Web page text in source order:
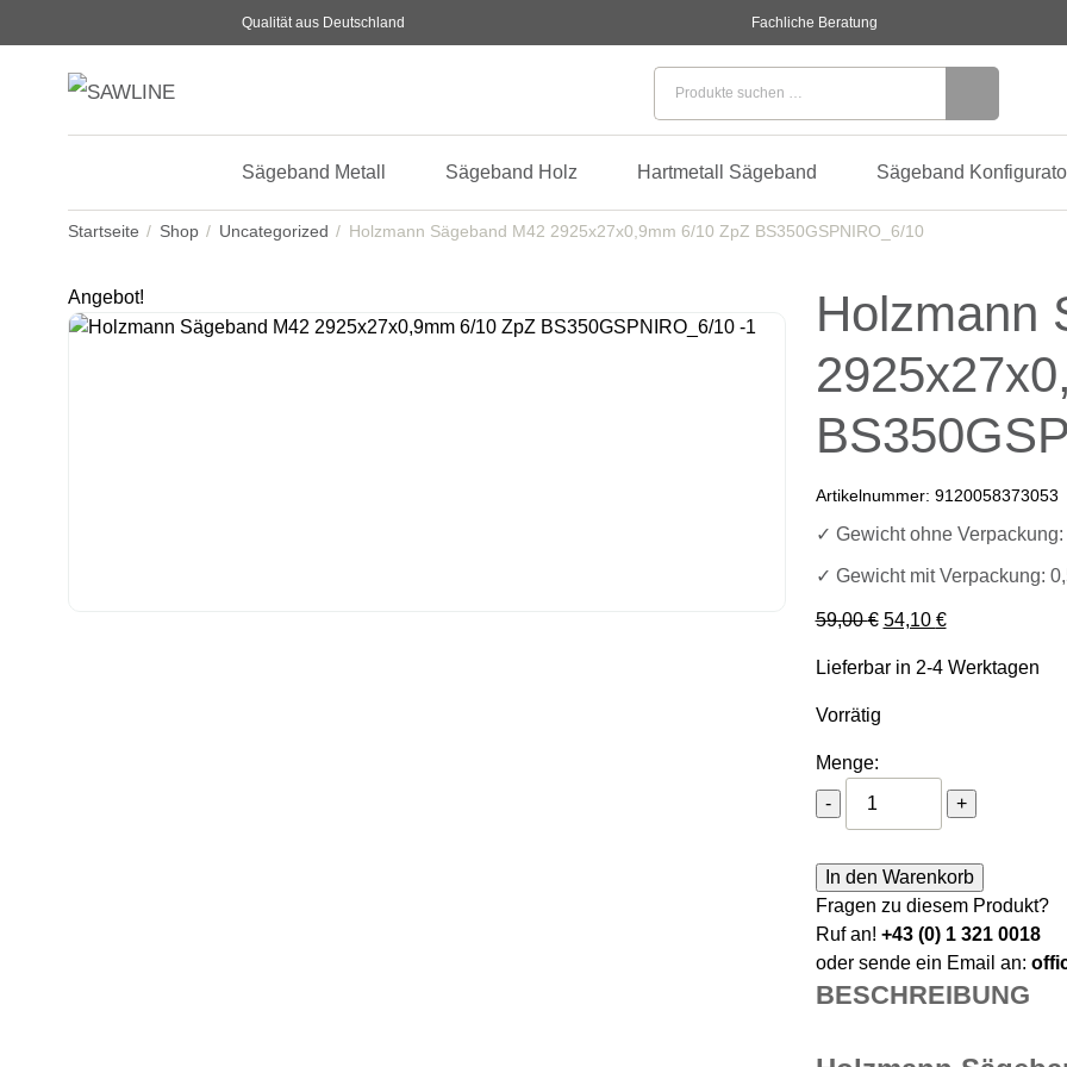
Qualität aus Deutschland Fachliche Beratung
Sägeband Metall Sägeband Holz Hartmetall Sägeband Sägeband
Startseite Shop Uncategorized Holzmann Sägeband M42 2925x27x0,9mm 6/10 ZpZ BS350GSPNIRO_6/10
Angebot!
Holzmann
Artikelnummer: 9120058373053
✓ Gewicht ohne Verpackung:
✓ Gewicht mit Verpackung:
59,00€ Ursprünglicher Preis
54,10 €Aktueller Preis
Lieferbar in 2-4 Werktagen
Vorrätig
Menge:
-
Holzmann Sägeband
+
In den Warenkorb
Fragen zu diesem Produkt?
Ruf an! +43 (0) 1 321 0018
oder sende ein Email an:
BESCHREIBUNG